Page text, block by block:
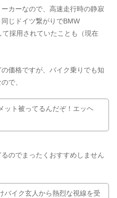
カーなので、高速走行時の静寂
じドイツ繋がりでBMW
採用されていたことも（現在
価格ですが、バイク乗りでも知
で、
ット被ってるんだぞ！エッヘ
のでまったくおすすめしません
バイク玄人から熱烈な視線を受